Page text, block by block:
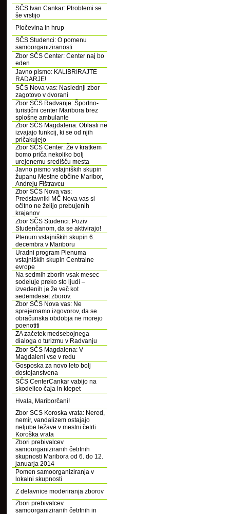
SČS Ivan Cankar: Ptroblemi se
še vrstijo
Pločevina in hrup
SČS Studenci: O pomenu
samoorganiziranosti
Zbor SČS Center: Center naj bo
eden
Javno pismo: KALIBRIRAJTE
RADARJE!
SČS Nova vas: Naslednji zbor
zagotovo v dvorani
Zbor SČS Radvanje: Športno-
turistični center Maribora brez
splošne ambulante
Zbor SČS Magdalena: Oblasti ne
izvajajo funkcij, ki se od njih
pričakujejo
Zbor SČS Center: Že v kratkem
bomo priča nekoliko bolj
urejenemu središču mesta
Javno pismo vstajniških skupin
županu Mestne občine Maribor,
Andreju Fištravcu
Zbor SČS Nova vas:
Predstavniki MČ Nova vas si
očitno ne želijo prebujenih
krajanov
Zbor SČS Studenci: Poziv
Studenčanom, da se aktivirajo!
Plenum vstajniških skupin 6.
decembra v Mariboru
Uradni program Plenuma
vstajniških skupin Centralne
evrope
Na sedmih zborih vsak mesec
sodeluje preko sto ljudi –
izvedenih je že več kot
sedemdeset zborov.
Zbor SČS Nova vas: Ne
sprejemamo izgovorov, da se
obračunska obdobja ne morejo
poenotiti
ZA začetek medsebojnega
dialoga o turizmu v Radvanju
Zbor SČS Magdalena: V
Magdaleni vse v redu
Gosposka za novo leto bolj
dostojanstvena
SČS CenterCankar vabijo na
skodelico čaja in klepet
Hvala, Mariborčani!
Zbor SCS Koroska vrata: Nered,
nemir, vandalizem ostajajo
neljube težave v mestni četrti
Koroška vrata
Zbori prebivalcev
samoorganiziranih četrtnih
skupnosti Maribora od 6. do 12.
januarja 2014
Pomen samoorganiziranja v
lokalni skupnosti
Z delavnice moderiranja zborov
Zbori prebivalcev
samoorganiziranih četrtnih in